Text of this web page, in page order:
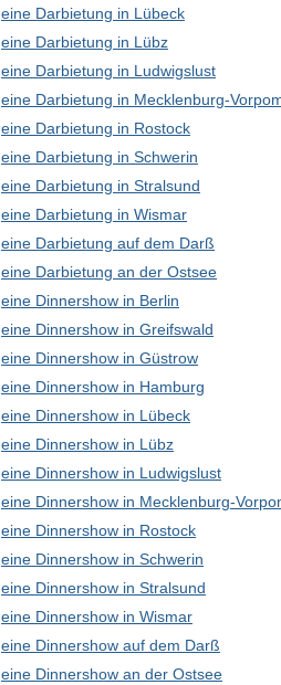
eine Darbietung in Lübeck
eine Darbietung in Lübz
eine Darbietung in Ludwigslust
eine Darbietung in Mecklenburg-
eine Darbietung in Rostock
eine Darbietung in Schwerin
eine Darbietung in Stralsund
eine Darbietung in Wismar
eine Darbietung auf dem Darß
eine Darbietung an der Ostsee
eine Dinnershow in Berlin
eine Dinnershow in Greifswald
eine Dinnershow in Güstrow
eine Dinnershow in Hamburg
eine Dinnershow in Lübeck
eine Dinnershow in Lübz
eine Dinnershow in Ludwigslust
eine Dinnershow in Mecklenburg-
eine Dinnershow in Rostock
eine Dinnershow in Schwerin
eine Dinnershow in Stralsund
eine Dinnershow in Wismar
eine Dinnershow auf dem Darß
eine Dinnershow an der Ostsee